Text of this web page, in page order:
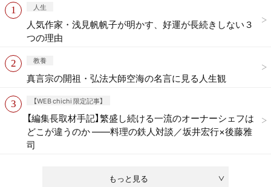
もっと見る
人生
人気作家・浅見帆帆子が明かす、好運が長続きしない３
つの理由
教養
真言宗の開祖・弘法大師空海の名言に見る人生観
【WEB chichi 限定記事】
【編集長取材手記】繁盛し続ける一流のオーナーシェフは
どこが違うのか ——料理の鉄人対談／坂井宏行×後藤雅
司